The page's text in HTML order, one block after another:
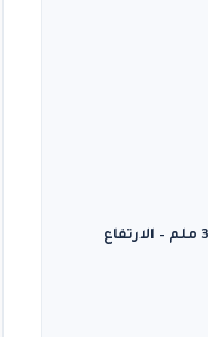
الطول الإجمالي 1200 ملم – العرض الكلي 30 ملم – الارتفاع